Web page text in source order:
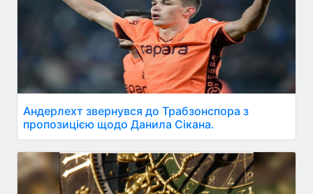
Андерлехт звернувся до Трабзонспора з
пропозицією щодо Данила Сікана.